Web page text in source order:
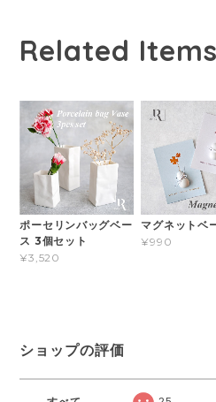
Related Items
ポーセリンバッグベー
ス 3個セット
¥3,520
マグネットベ
¥990
ショップの評価